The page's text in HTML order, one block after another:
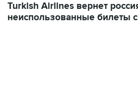
Turkish Airlines вернет
неиспользованные билеты